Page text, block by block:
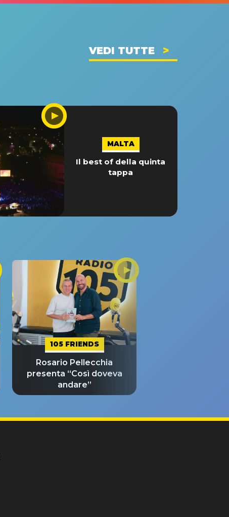
VEDI TUTTE
MALTA
Il best of della quinta
tappa
105 FRIENDS
Rosario Pellecchia
presenta “Così doveva
andare”